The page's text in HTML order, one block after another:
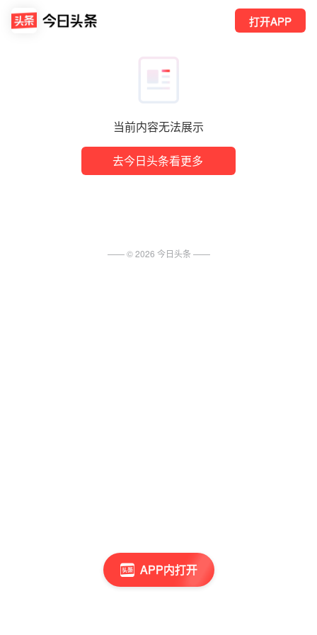
当前内容无法展示
去今日头条看更多
打开APP
APP内打开
—— ©2026 今日头条 ——